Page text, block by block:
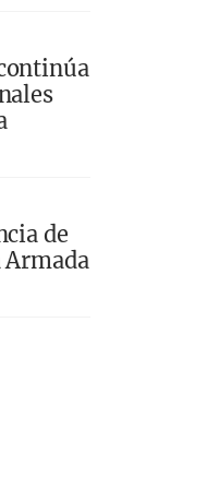
de
Armada